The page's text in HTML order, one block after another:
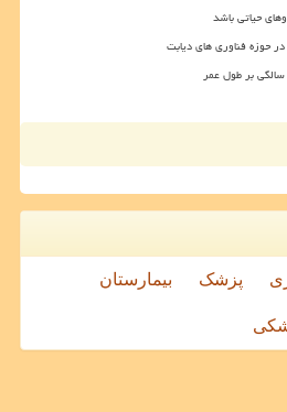
حیاتی باشد
حوزه فناوری های دیابت
پزشک بیمارستان